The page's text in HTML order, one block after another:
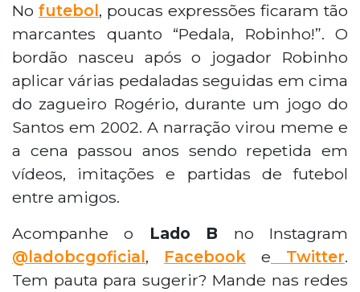
No futebol, poucas expressões ficaram tão
marcantes quanto “Pedala, Robinho!”. O
bordão nasceu após o jogador Robinho
aplicar várias pedaladas seguidas em cima
do zagueiro Rogério, durante um jogo do
Santos em 2002. A narração virou meme e
a cena passou anos sendo repetida em
vídeos, imitações e partidas de futebol
entre amigos.
Acompanhe o Lado B no Instagram
@ladobcgoficial, Facebook e Twitter.
Tem pauta para sugerir? Mande nas redes